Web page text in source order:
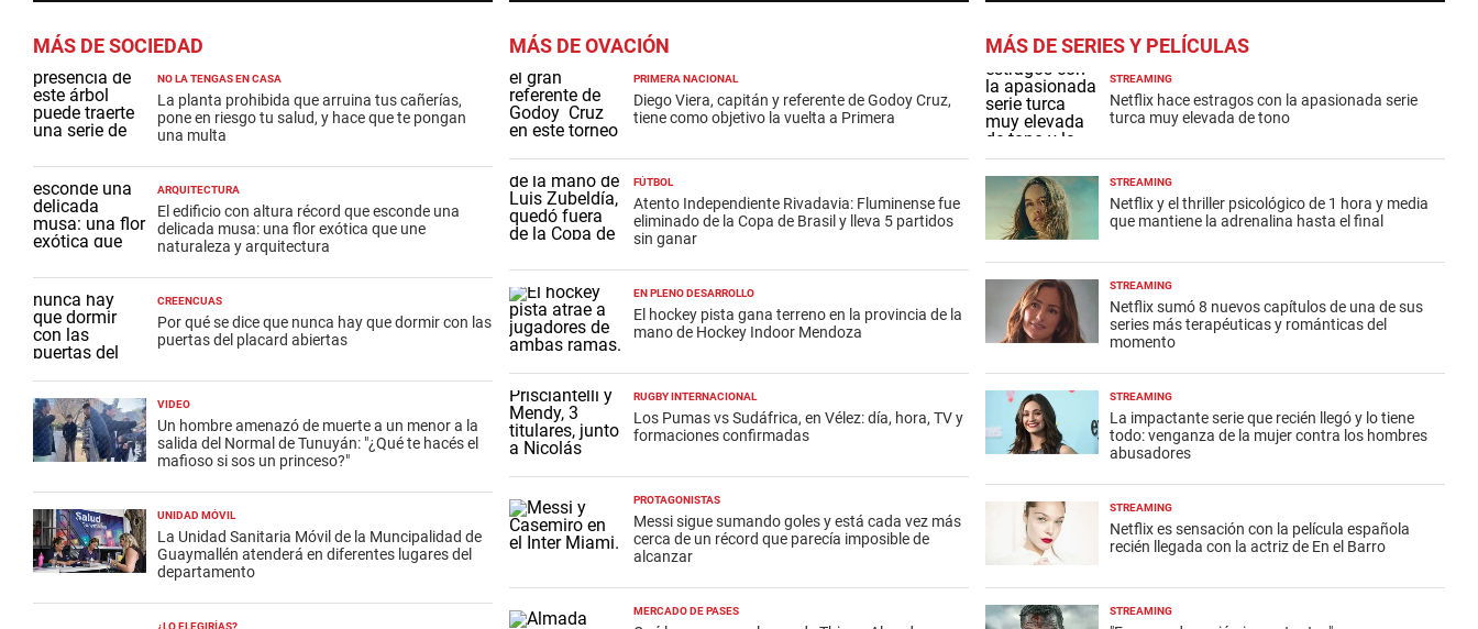
MÁS DE SOCIEDAD
NO LA TENGAS EN CASA
La planta prohibida que arruina tus cañerías,
pone en riesgo tu salud, y hace que te pongan
una multa
ARQUITECTURA
El edificio con altura récord que esconde una
delicada musa: una flor exótica que une
naturaleza y arquitectura
CREENCUAS
Por qué se dice que nunca hay que dormir con las
puertas del placard abiertas
VIDEO
Un hombre amenazó de muerte a un menor a la
salida del Normal de Tunuyán: "¿Qué te hacés el
mafioso si sos un princeso?"
UNIDAD MÓVIL
La Unidad Sanitaria Móvil de la Muncipalidad de
Guaymallén atenderá en diferentes lugares del
departamento
¿LO ELEGIRÍAS?
MÁS DE OVACIÓN
PRIMERA NACIONAL
Diego Viera, capitán y referente de Godoy Cruz,
tiene como objetivo la vuelta a Primera
FÚTBOL
Atento Independiente Rivadavia: Fluminense fue
eliminado de la Copa de Brasil y lleva 5 partidos
sin ganar
EN PLENO DESARROLLO
El hockey pista gana terreno en la provincia de la
mano de Hockey Indoor Mendoza
RUGBY INTERNACIONAL
Los Pumas vs Sudáfrica, en Vélez: día, hora, TV y
formaciones confirmadas
PROTAGONISTAS
Messi sigue sumando goles y está cada vez más
cerca de un récord que parecía imposible de
alcanzar
MERCADO DE PASES
MÁS DE SERIES Y PELÍCULAS
STREAMING
Netflix hace estragos con la apasionada serie
turca muy elevada de tono
STREAMING
Netflix y el thriller psicológico de 1 hora y media
que mantiene la adrenalina hasta el final
STREAMING
Netflix sumó 8 nuevos capítulos de una de sus
series más terapéuticas y románticas del
momento
STREAMING
La impactante serie que recién llegó y lo tiene
todo: venganza de la mujer contra los hombres
abusadores
STREAMING
Netflix es sensación con la película española
recién llegada con la actriz de En el Barro
STREAMING